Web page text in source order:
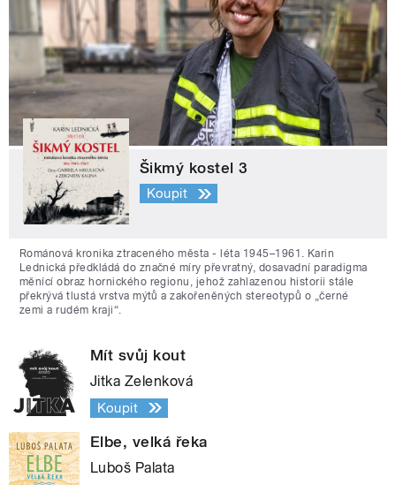
Šikmý kostel 3
Koupit
Románová kronika ztraceného města - léta 1945–1961. Karin
Lednická předkládá do značné míry převratný, dosavadní paradigma
měnící obraz hornického regionu, jehož zahlazenou historii stále
překrývá tlustá vrstva mýtů a zakořeněných stereotypů o „černé
zemi a rudém kraji“.
Mít svůj kout
Jitka Zelenková
Koupit
Elbe, velká řeka
Luboš Palata